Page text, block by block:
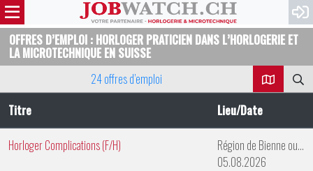
OFFRES D’EMPLOI : HORLOGER PRATICIEN DANS L’HORLOGERIE ET
LA MICROTECHNIQUE EN SUISSE
24 offres d’emploi
Titre
Lieu/Date
Horloger Complications (F/H)
Région de Bienne ou de Genève
05.08.2026